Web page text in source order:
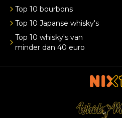
Top 10 bourbons
Top 10 Japanse whisky's
Top 10 whisky's van
minder dan 40 euro